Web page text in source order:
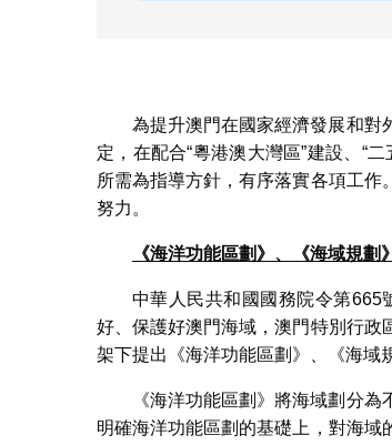
為提升澳門在國家經濟發展和對
定，在配合“粵港澳大灣區”建設、“
所需為指導方針，有序落實各項工作
努力。
《海洋功能區劃》、《海域規
中華人民共和國國務院令第665
好、保護好澳門海域，澳門特別行政
架下提出《海洋功能區劃》、《海域
《海洋功能區劃》將海域劃分
明確海洋功能區劃的基礎上，對海域